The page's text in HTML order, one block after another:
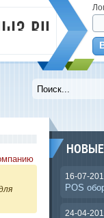
16-07-
POS
24-04-